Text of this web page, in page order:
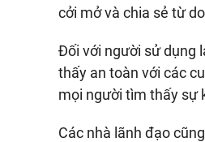
cởi mở và chia sẻ từ
Đối với người sử dụng
thấy an toàn với các
mọi người tìm thấy sự
Các nhà lãnh đạo